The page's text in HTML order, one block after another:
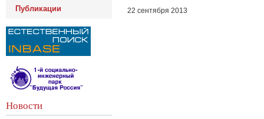
Публикации
Новости
22 сентября 2013